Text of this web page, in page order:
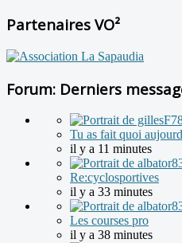
Partenaires VO²
Forum: Derniers
Tu as fait quoi
il y a 11 minutes
Re:cyclosportives
il y a 33 minutes
Les courses pro
il y a 38 minutes